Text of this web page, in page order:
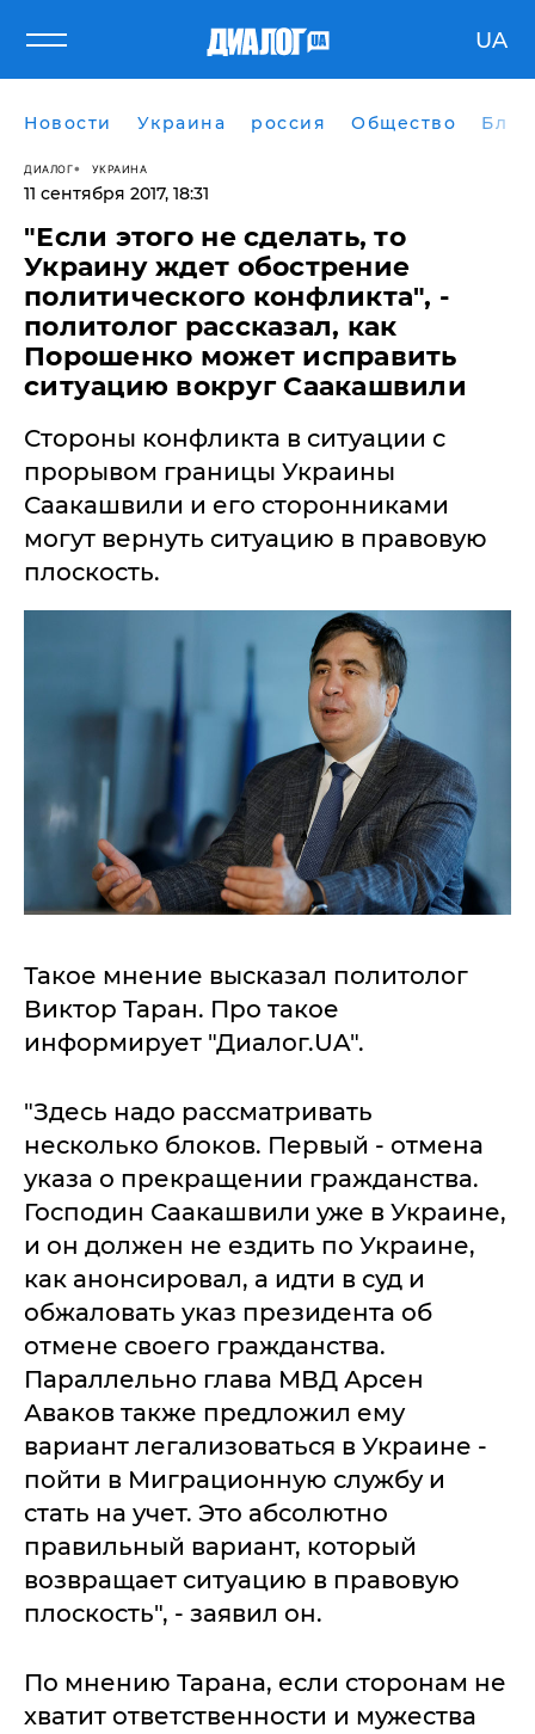
UA
Новости Украина россия Общество
ДИАЛОГ УКРАИНА
11 сентября 2017, 18:31
"Если этого не сделать, то
Украину ждет обострение
политического конфликта", -
политолог рассказал, как
Порошенко может исправить
ситуацию вокруг Саакашвили
Стороны конфликта в ситуации с
прорывом границы Украины
Саакашвили и его сторонниками
могут вернуть ситуацию в правовую
плоскость.
Такое мнение высказал политолог
Виктор Таран. Про такое
информирует "Диалог.UA".
"Здесь надо рассматривать
несколько блоков. Первый - отмена
указа о прекращении гражданства.
Господин Саакашвили уже в Украине,
и он должен не ездить по Украине,
как анонсировал, а идти в суд и
обжаловать указ президента об
отмене своего гражданства.
Параллельно глава МВД Арсен
Аваков также предложил ему
вариант легализоваться в Украине -
пойти в Миграционную службу и
стать на учет. Это абсолютно
правильный вариант, который
возвращает ситуацию в правовую
плоскость", - заявил он.
По мнению Тарана, если сторонам не
хватит ответственности и мужества